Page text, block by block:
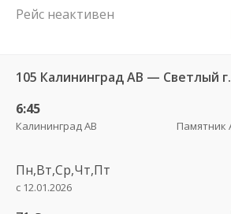
Рейс неактивен
105 Калининград АВ — Светлый г.
6:45
Калининград АВ
Пн,Вт,Ср,Чт,Пт
с 12.01.2026